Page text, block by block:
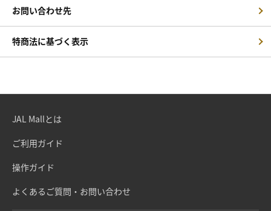
お問い合わせ先
特商法に基づく表示
JAL Mallとは
ご利用ガイド
操作ガイド
よくあるご質問・お問い合わせ